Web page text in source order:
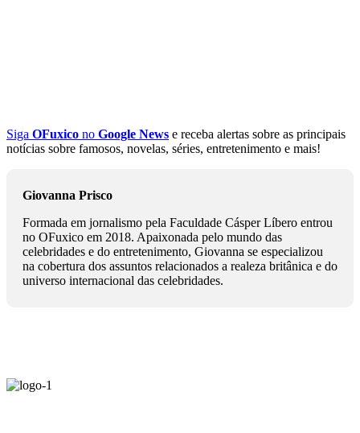
Siga OFuxico no Google News e receba alertas sobre as principais
notícias sobre famosos, novelas, séries, entretenimento e mais!
Giovanna Prisco
Formada em jornalismo pela Faculdade Cásper Líbero entrou
no OFuxico em 2018. Apaixonada pelo mundo das
celebridades e do entretenimento, Giovanna se especializou
na cobertura dos assuntos relacionados a realeza britânica e do
universo internacional das celebridades.